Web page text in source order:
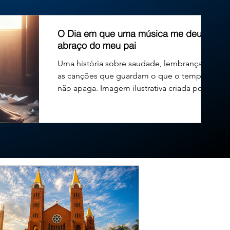
O Dia em que uma música me deu um
abraço do meu pai
Uma história sobre saudade, lembranças e
as canções que guardam o que o tempo
não apaga. Imagem ilustrativa criada por